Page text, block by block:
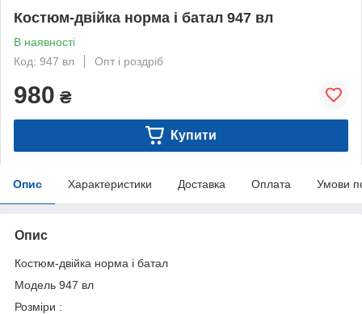
Костюм-двійка норма і батал 947 вл
В наявності
Код: 947 вл
Опт і роздріб
980 ₴
Купити
Опис Характеристики Доставка Оплата Умови
Опис
Костюм-двійка норма і батал
Модель 947 вл
Розміри :